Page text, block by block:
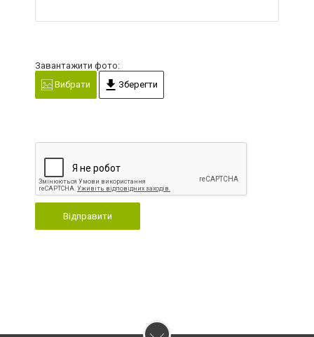
Завантажити фото:
Вибрати
Зберегти
Відправити